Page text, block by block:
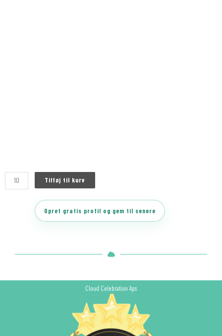
Tilføj til kurv
Opret gratis profil og gem til senere
Cloud Celebration Aps